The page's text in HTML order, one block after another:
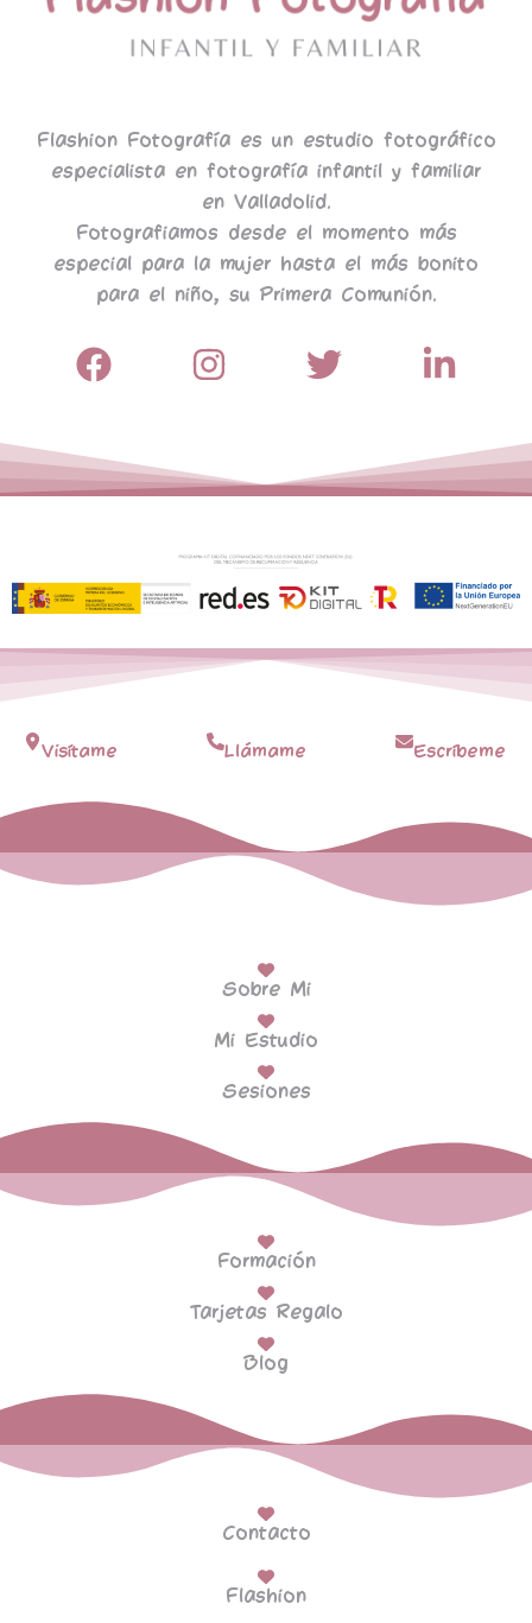
Flashion Fotografía es un estudio fotográfico
especialista en fotografía infantil y familiar
en Valladolid.
Fotografiamos desde el momento más
especial para la mujer hasta el más bonito
para el niño, su Primera Comunión.
Visítame Llámame Escríbeme
Sobre Mi
Mi Estudio
Sesiones
Formación
Tarjetas Regalo
Blog
Contacto
Flashion